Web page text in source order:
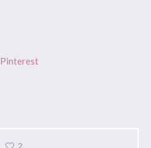
Pinterest
2